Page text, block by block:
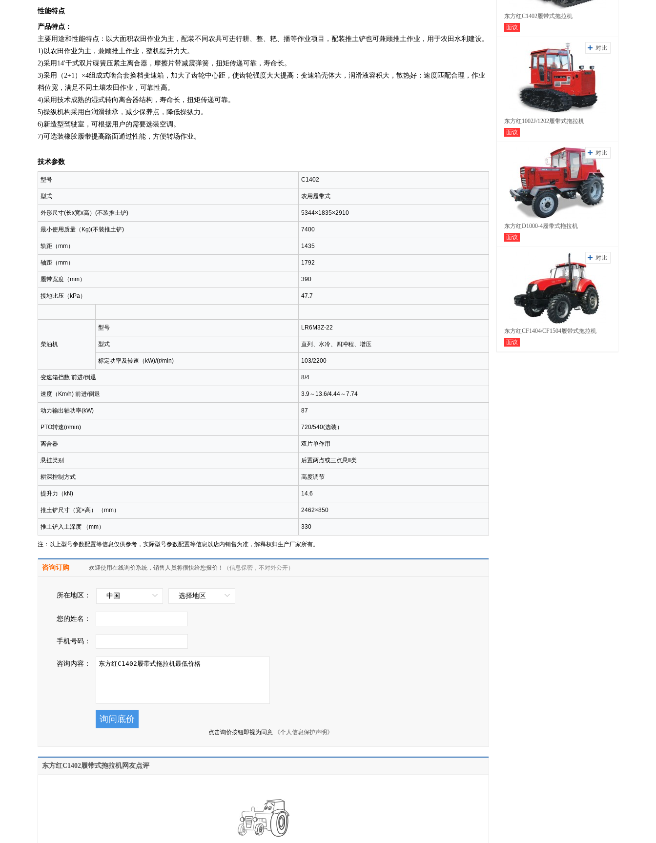
性能特点
产品特点：
主要用途和性能特点：以大面积农田作业为主，配装不同农具可进行耕、整、耙、播等作业项目，配装推土铲也可兼顾推土作业，用于农田水利建设。
1)以农田作业为主，兼顾推土作业，整机提升力大。
2)采用14′干式双片碟簧压紧主离合器，摩擦片带减震弹簧，扭矩传递可靠，寿命长。
3)采用（2+1）×4组成式啮合套换档变速箱，加大了齿轮中心距，使齿轮强度大大提高；变速箱壳体大，润滑液容积大，散热好；速度匹配合理，作业
档位宽，满足不同土壤农田作业，可靠性高。
4)采用技术成熟的湿式转向离合器结构，寿命长，扭矩传递可靠。
5)操纵机构采用自润滑轴承，减少保养点，降低操纵力。
6)新造型驾驶室，可根据用户的需要选装空调。
7)可选装橡胶履带提高路面通过性能，方便转场作业。
技术参数
型号 C1402
型式 农用履带式
外形尺寸(长x宽x高）(不装推土铲) 5344×1835×2910
最小使用质量（Kg)(不装推土铲) 7400
轨距（mm） 1435
轴距（mm） 1792
履带宽度（mm） 390
接地比压（kPa） 47.7
柴油机
型号 LR6M3Z-22
型式 直列、水冷、四冲程、增压
标定功率及转速（kW)/(r/min) 103/2200
变速箱挡数 前进/倒退 8/4
速度（Km/h) 前进/倒退 3.9～13.6/4.44～7.74
动力输出轴功率(kW) 87
PTO转速(r/min) 720/540(选装）
离合器 双片单作用
悬挂类别 后置两点或三点悬Ⅱ类
耕深控制方式 高度调节
提升力（kN) 14.6
推土铲尺寸（宽×高） （mm） 2462×850
推土铲入土深度 （mm） 330
注：以上型号参数配置等信息仅供参考，实际型号参数配置等信息以店内销售为准，解释权归生产厂家所有。
咨询订购 欢迎使用在线询价系统，销售人员将很快给您报价！ （信息保密，不对外公开）
所在地区： 中国 选择地区
您的姓名：
手机号码：
咨询内容：
点击询价按钮即视为同意 《个人信息保护声明》
东方红C1402履带式拖拉机网友点评
东方红C1402履带式拖拉机
面议
东方红1002J/1202履带式拖拉机
面议
对比
东方红D1000-4履带式拖拉机
面议
对比
东方红CF1404/CF1504履带式拖拉机
面议
对比